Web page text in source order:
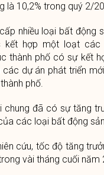
là 10,2% trong quý 2/
nhiều loại bất động
kết hợp một loạt
thành phố có sự kết
các dự án phát triển
phố.
chung đã có sự tăng
các loại bất động
cứu, tốc độ tăng
vài tháng cuối năm